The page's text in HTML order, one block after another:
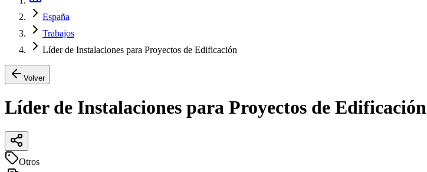
España
Trabajos
Líder de Instalaciones para Proyectos de Edificación
Volver
Líder de Instalaciones para Proyectos de Edificación
Otros